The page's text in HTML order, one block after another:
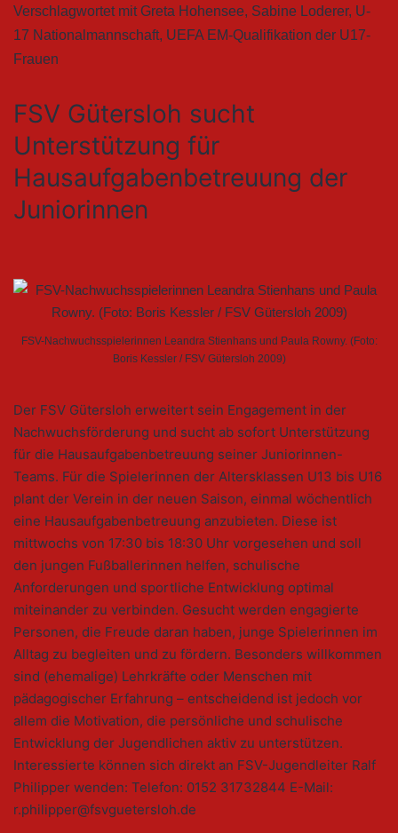
Verschlagwortet mit Greta Hohensee, Sabine Loderer, U-
17 Nationalmannschaft, UEFA EM-Qualifikation der U17-
Frauen
FSV Gütersloh sucht
Unterstützung für
Hausaufgabenbetreuung der
Juniorinnen
FSV-Nachwuchsspielerinnen Leandra Stienhans und Paula Rowny. (Foto:
Boris Kessler / FSV Gütersloh 2009)
Der FSV Gütersloh erweitert sein Engagement in der
Nachwuchsförderung und sucht ab sofort Unterstützung
für die Hausaufgabenbetreuung seiner Juniorinnen-
Teams. Für die Spielerinnen der Altersklassen U13 bis U16
plant der Verein in der neuen Saison, einmal wöchentlich
eine Hausaufgabenbetreuung anzubieten. Diese ist
mittwochs von 17:30 bis 18:30 Uhr vorgesehen und soll
den jungen Fußballerinnen helfen, schulische
Anforderungen und sportliche Entwicklung optimal
miteinander zu verbinden. Gesucht werden engagierte
Personen, die Freude daran haben, junge Spielerinnen im
Alltag zu begleiten und zu fördern. Besonders willkommen
sind (ehemalige) Lehrkräfte oder Menschen mit
pädagogischer Erfahrung – entscheidend ist jedoch vor
allem die Motivation, die persönliche und schulische
Entwicklung der Jugendlichen aktiv zu unterstützen.
Interessierte können sich direkt an FSV-Jugendleiter Ralf
Philipper wenden: Telefon: 0152 31732844 E-Mail:
r.philipper@fsvguetersloh.de